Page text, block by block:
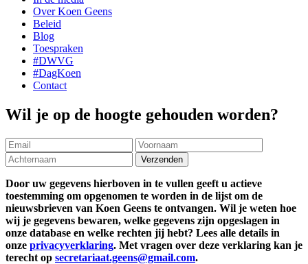
Over Koen Geens
Beleid
Blog
Toespraken
#DWVG
#DagKoen
Contact
Wil je op de hoogte gehouden worden?
Door uw gegevens hierboven in te vullen geeft u actieve
toestemming om opgenomen te worden in de lijst om de
nieuwsbrieven van Koen Geens te ontvangen. Wil je weten hoe
wij je gegevens bewaren, welke gegevens zijn opgeslagen in
onze database en welke rechten jij hebt? Lees alle details in
onze privacyverklaring. Met vragen over deze verklaring kan je
terecht op secretariaat.geens@gmail.com.